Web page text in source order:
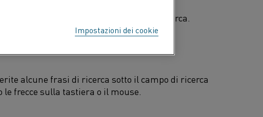
e NOT per ampliare o restringere la ricerca.
alcune frasi di ricerca sotto il campo di ricerca
frecce sulla tastiera o il mouse.
Impostazioni dei cookie